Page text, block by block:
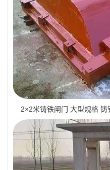
2×2米铸铁闸门 大型规格